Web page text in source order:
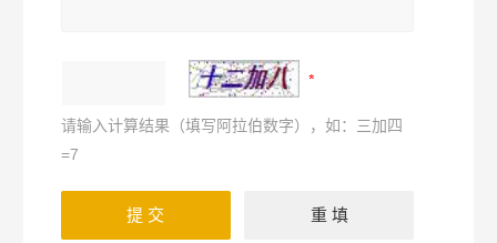
请输入计算结果（填写阿拉伯数字），如：三加四
=7